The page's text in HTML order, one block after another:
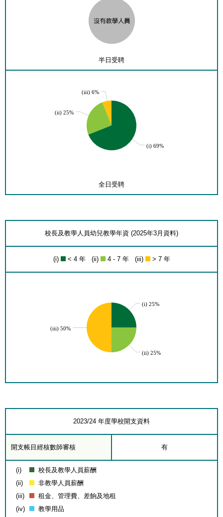
半日受聘
(iii) 6%
(ii) 25%
(i) 69%
全日受聘
校長及教學人員幼兒教學年資 (2025年3月資料)
(i) < 4 年 (ii) 4 - 7 年 (iii) > 7 年
(iii) 50%
(i) 25%
(ii) 25%
2023/24 年度學校開支資料
開支帳目經核數師審核 有
(i)
校長及教學人員薪酬
(ii)
非教學人員薪酬
(iii)
租金、管理費、差餉及地租
(iv)
教學用品